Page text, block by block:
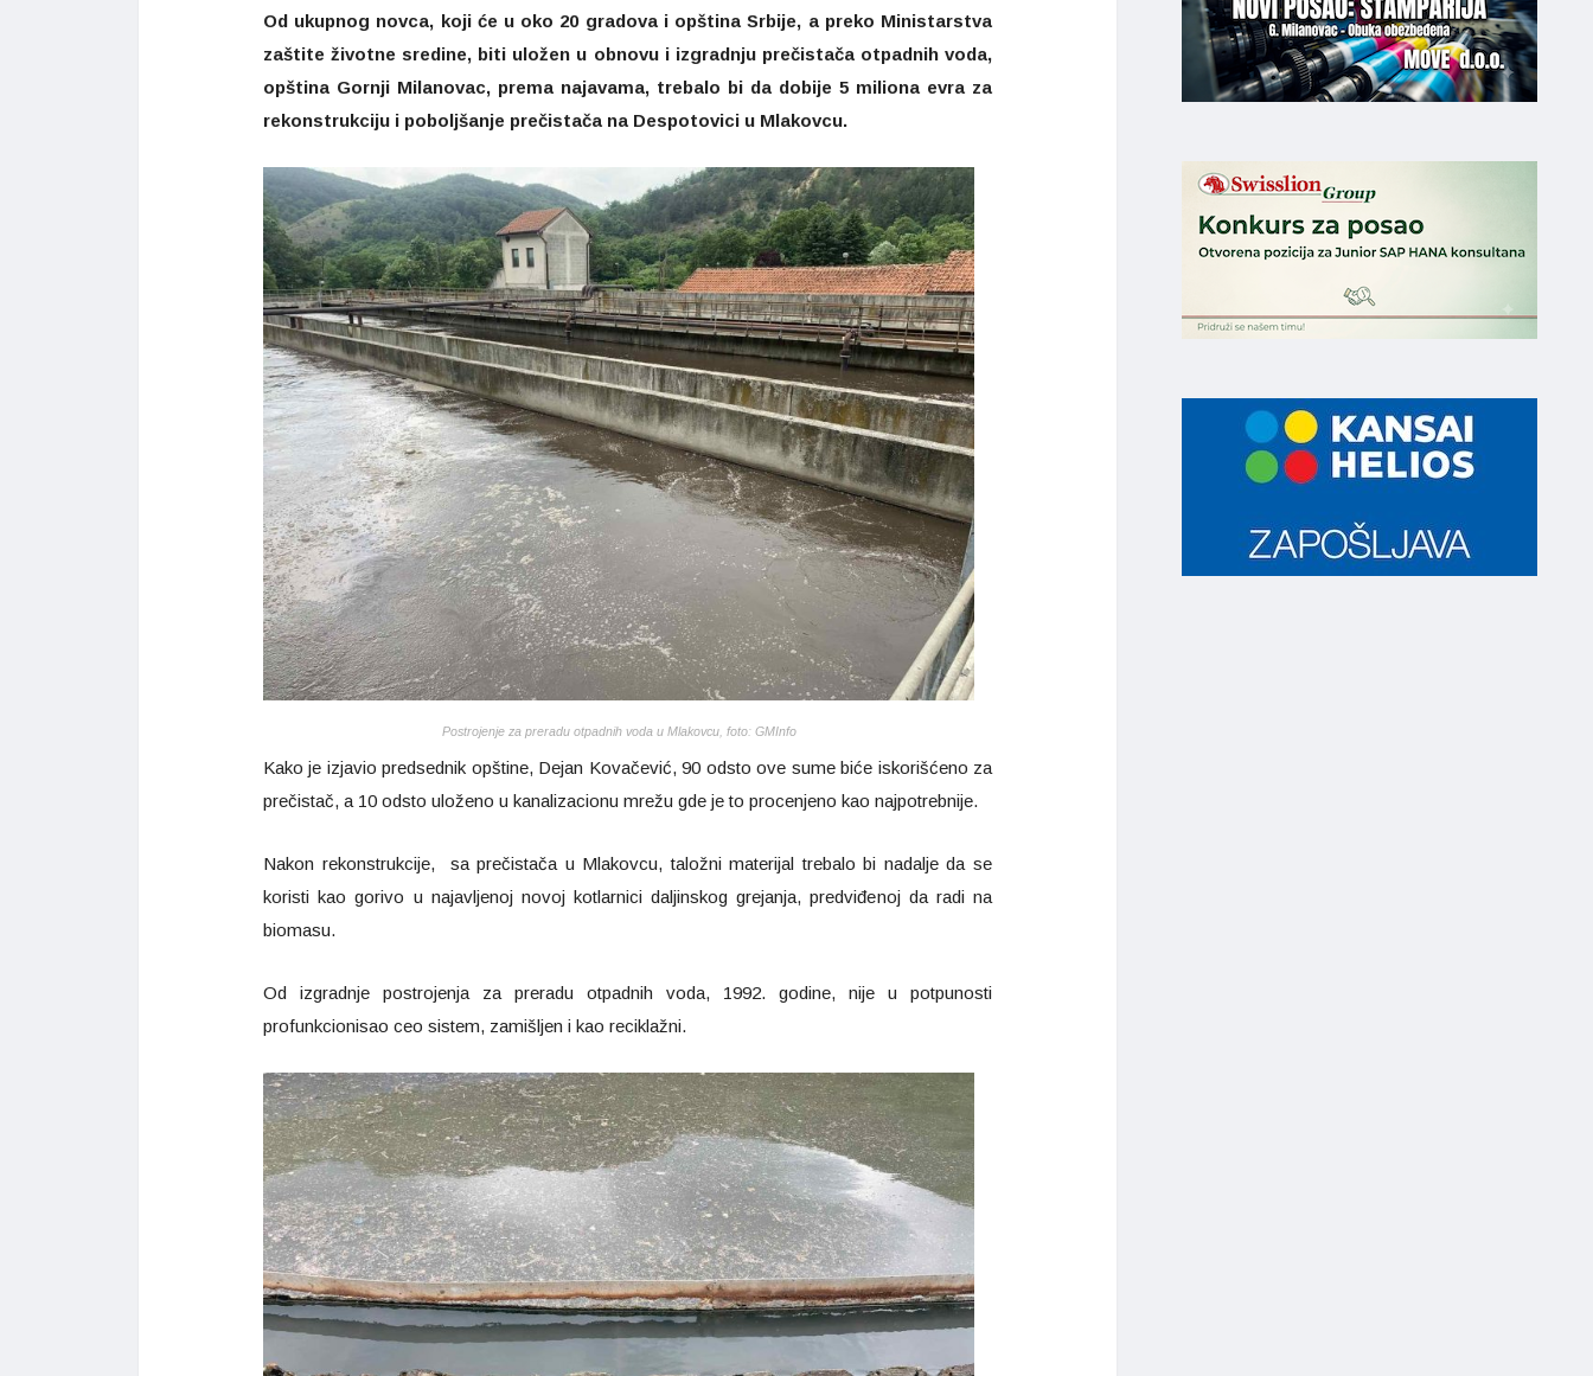
Od ukupnog novca, koji će u oko 20 gradova i opština Srbije, a preko Ministarstva
zaštite životne sredine, biti uložen u obnovu i izgradnju prečistača otpadnih voda,
opština Gornji Milanovac, prema najavama, trebalo bi da dobije 5 miliona evra za
rekonstrukciju i poboljšanje prečistača na Despotovici u Mlakovcu.
Postrojenje za preradu otpadnih voda u Mlakovcu, foto: GMInfo
Kako je izjavio predsednik opštine, Dejan Kovačević, 90 odsto ove sume biće iskorišćeno za
prečistač, a 10 odsto uloženo u kanalizacionu mrežu gde je to procenjeno kao najpotrebnije.
Nakon rekonstrukcije, sa prečistača u Mlakovcu, taložni materijal trebalo bi nadalje da se
koristi kao gorivo u najavljenoj novoj kotlarnici daljinskog grejanja, predviđenoj da radi na
biomasu.
Od izgradnje postrojenja za preradu otpadnih voda, 1992. godine, nije u potpunosti
profunkcionisao ceo sistem, zamišljen i kao reciklažni.